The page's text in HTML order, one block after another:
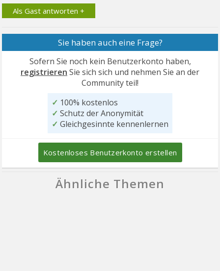
Als Gast antworten +
Sie haben auch eine Frage?
Sofern Sie noch kein Benutzerkonto haben,
registrieren Sie sich sich und nehmen Sie an der
Community teil!
✓ 100% kostenlos
✓ Schutz der Anonymität
✓ Gleichgesinnte kennenlernen
Kostenloses Benutzerkonto erstellen
Ähnliche Themen